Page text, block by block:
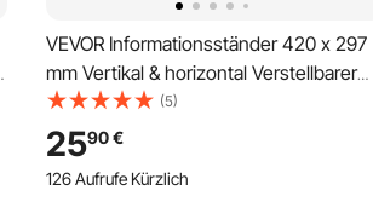
VEVOR Informationsständer 420 x 297
mm Vertikal & horizontal Verstellbarer
Posterständer, Robuster
Bodenstehender Schilderhalter mit
Runder Basis für Displays, Werbung und
den Außenbereich Schwarz
(5)
2590€
126 Aufrufe Kürzlich